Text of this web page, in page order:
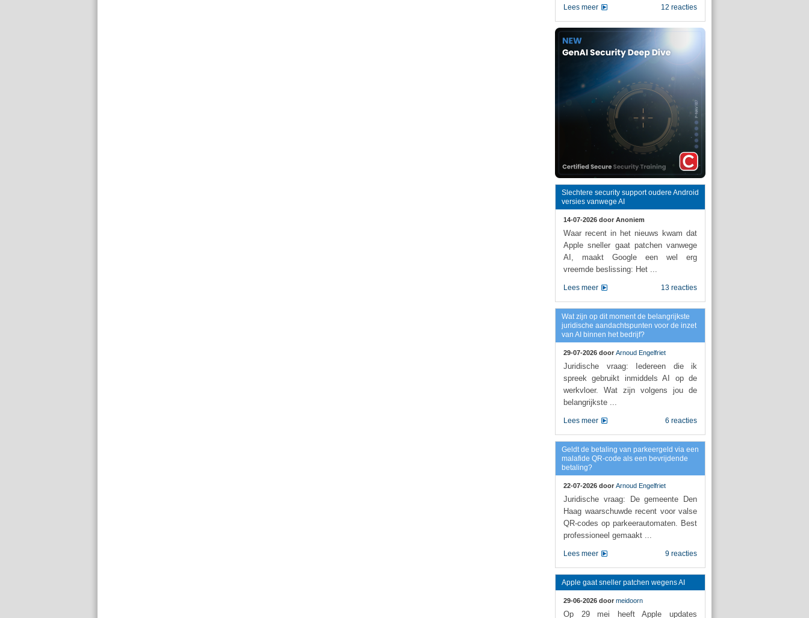
12 reacties
Lees meer
Slechtere security support oudere Android
versies vanwege AI
14-07-2026 door Anoniem
Waar recent in het nieuws kwam dat
Apple sneller gaat patchen vanwege
AI, maakt Google een wel erg
vreemde beslissing: Het ...
13 reacties
Lees meer
Wat zijn op dit moment de belangrijkste
juridische aandachtspunten voor de inzet
van AI binnen het bedrijf?
29-07-2026 door Arnoud Engelfriet
Juridische vraag: Iedereen die ik
spreek gebruikt inmiddels AI op de
werkvloer. Wat zijn volgens jou de
belangrijkste ...
6 reacties
Lees meer
Geldt de betaling van parkeergeld via een
malafide QR-code als een bevrijdende
betaling?
22-07-2026 door Arnoud Engelfriet
Juridische vraag: De gemeente Den
Haag waarschuwde recent voor valse
QR-codes op parkeerautomaten. Best
professioneel gemaakt ...
9 reacties
Lees meer
Apple gaat sneller patchen wegens AI
29-06-2026 door meidoorn
Op 29 mei heeft Apple updates